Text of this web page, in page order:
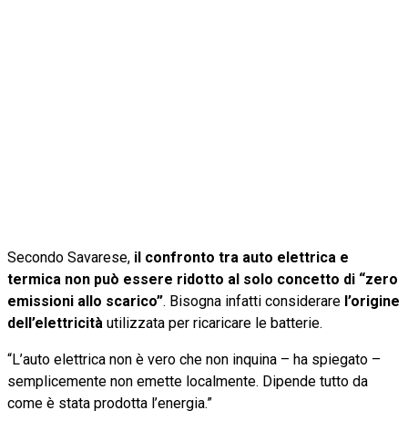
Secondo Savarese, il confronto tra auto elettrica e
termica non può essere ridotto al solo concetto di “zero
emissioni allo scarico”. Bisogna infatti considerare l’origine
dell’elettricità utilizzata per ricaricare le batterie.
“L’auto elettrica non è vero che non inquina – ha spiegato –
semplicemente non emette localmente. Dipende tutto da
come è stata prodotta l’energia.”